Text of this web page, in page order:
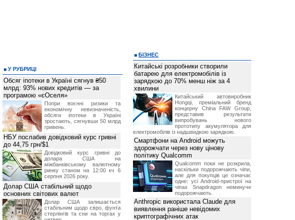
У РУБРИЦІ
Обсяг іпотеки в Україні сягнув ₴50
млрд: 93% нових кредитів — за
програмою «єОселя»
Попри воєнні ризики та
економічну невизначеність,
обсяги іпотеки в Україні
зростають, сягнувши 50 млрд
гривень.
НБУ послабив довідковий курс гривні
до 44,75 грн/$1
Довідковий курс гривні до
долара США на
міжбанківському валютному
ринку станом на 12:00 кч 6
серпня 2026 року.
Долар США стабільний щодо
основних світових валют
Долар США залишається
стабільним щодо євро, фунта
стерлінгів та єни на торгах у
БІЗНЕС
Китайські розробники створили
батарею для електромобілів із
зарядкою до 70% менш ніж за 4
хвилини
Китайський автовиробник
Hongqi, преміальний бренд
концерну China FAW Group,
представив результати
випробувань нового
прототипу акумулятора для
електромобілів із надшвидкою зарядкою.
Смартфони на Android можуть
здорожчати через нову цінову
політику Qualcomm
Qualcomm поки не розкрила,
наскільки подорожчають чіпи,
але для покупців це означає
одне: усі Android-пристрої на
чіпах Snapdragon неминуче
подорожчають.
Anthropic використала Claude для
виявлення раніше невідомих
криптографічних атак